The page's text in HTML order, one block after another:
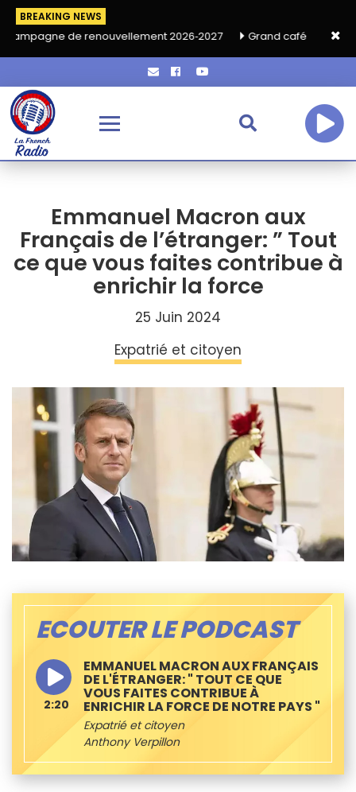
BREAKING NEWS
renouvellement 2026‑2027 Grand café de rentrée HKA le
Emmanuel Macron aux
Français de l’étranger: ” Tout
ce que vous faites contribue à
enrichir la force
25 Juin 2024
Expatrié et citoyen
ECOUTER LE PODCAST
EMMANUEL MACRON AUX FRANÇAIS
DE L'ÉTRANGER: " TOUT CE QUE
VOUS FAITES CONTRIBUE À
ENRICHIR LA FORCE DE NOTRE PAYS "
Expatrié et citoyen
Anthony Verpillon
2:20